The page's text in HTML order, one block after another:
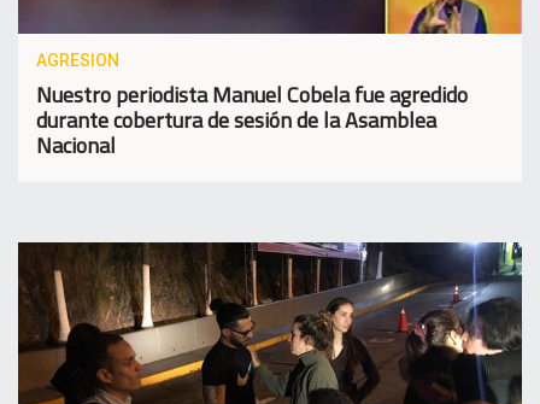
AGRESION
Nuestro periodista Manuel Cobela fue agredido
durante cobertura de sesión de la Asamblea
Nacional